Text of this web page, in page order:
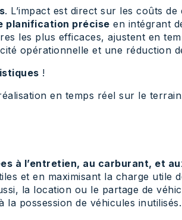
. L’impact est direct sur les coûts
planification précise en intégrant
les plus efficaces, ajustent en
opérationnelle et une réduction
!
en temps réel sur le
à l’entretien, au carburant, et
et en maximisant la charge utile
la location ou le partage de
possession de véhicules inutilisés.